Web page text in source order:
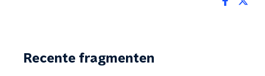
Recente fragmenten